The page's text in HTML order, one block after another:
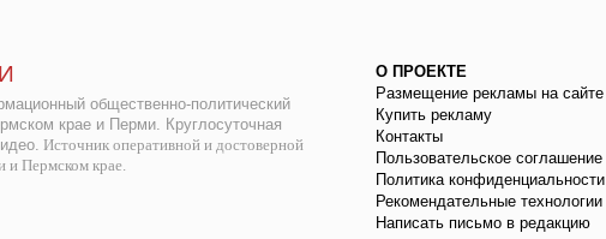
общественно-политический
крае и Перми. Круглосуточная
Источник оперативной и достоверной
Пермском крае.
О ПРОЕКТЕ
Размещение рекламы на сайте
Купить рекламу
Контакты
Пользовательское соглашение
Политика конфиденциальности
Рекомендательные технологии
Написать письмо в редакцию